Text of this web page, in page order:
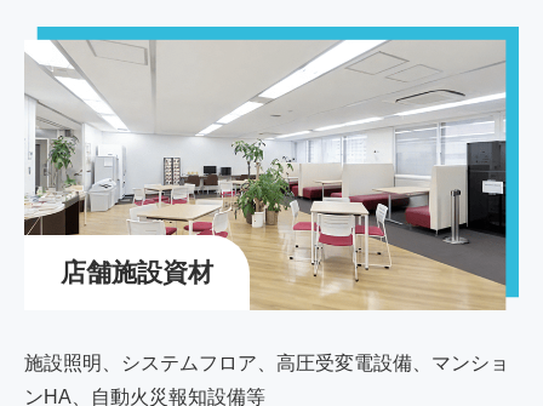
店舗施設資材
施設照明、システムフロア、高圧受変電設備、マンショ
ンHA、自動火災報知設備等